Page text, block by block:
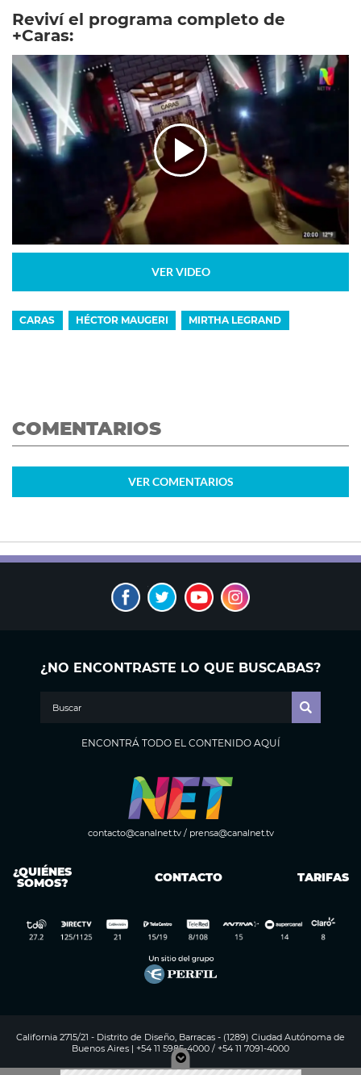
Reviví el programa completo de
+Caras:
VER VIDEO
CARAS HÉCTOR MAUGERI MIRTHA LEGRAND
COMENTARIOS
VER COMENTARIOS
¿NO ENCONTRASTE LO QUE BUSCABAS?
ENCONTRÁ TODO EL CONTENIDO AQUÍ
contacto@canalnet.tv/ prensa@canalnet.tv
¿QUIÉNES
SOMOS? CONTACTO TARIFAS
California 2715/21 - Distrito de Diseño, Barracas - (1289) Ciudad Autónoma de
Buenos Aires | +54 11 5985-4000 / +54 11 7091-4000